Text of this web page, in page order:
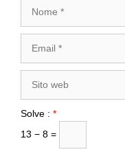
web
Solve : *
13 − 8 =